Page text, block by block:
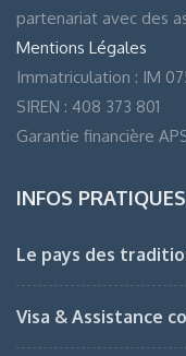
partenariat avec des
Mentions Légales
Immatriculation : IM
SIREN : 408 373 801
Garantie financière
INFOS PRATIQUES
Le pays des
Visa & Assistance